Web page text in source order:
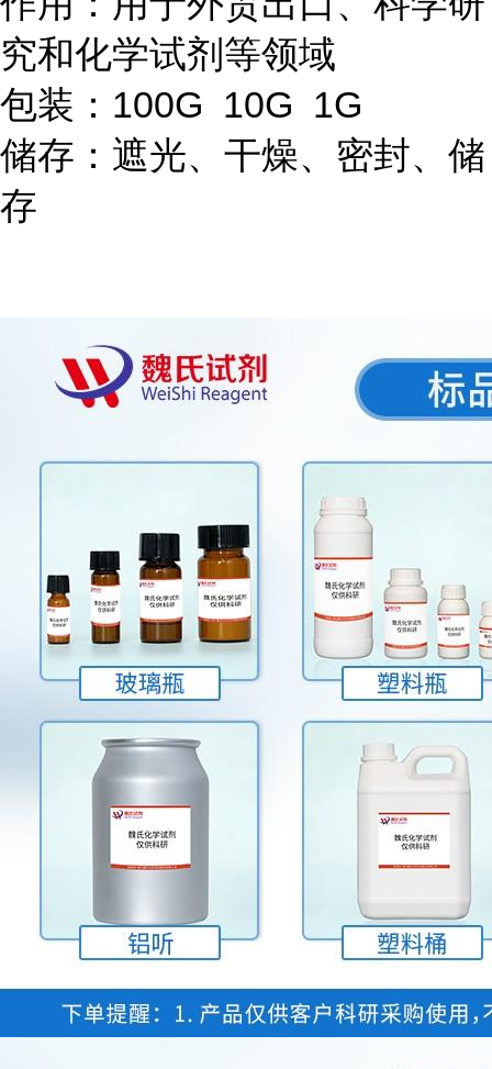
究和化学试剂等领域
包装：100G 10G 1G
储存：遮光、干燥、密封、储
存